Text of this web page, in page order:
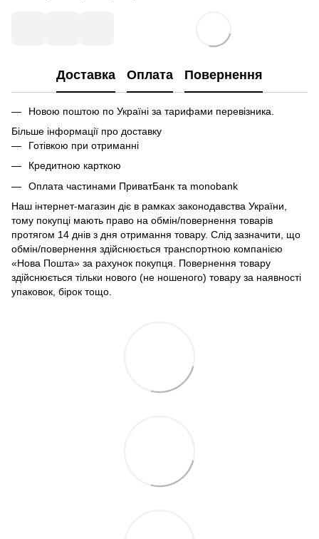
Доставка Оплата Повернення
Новою поштою по Україні за тарифами перевізника.
Більше інформації про доставку
Готівкою при отриманні
Кредитною карткою
Оплата частинами ПриватБанк та monobank
Наш інтернет-магазин діє в рамках законодавства України,
тому покупці мають право на обмін/повернення товарів
протягом 14 днів з дня отримання товару. Слід зазначити, що
обмін/повернення здійснюється транспортною компанією
«Нова Пошта» за рахунок покупця. Повернення товару
здійснюється тільки нового (не ношеного) товару за наявності
упаковок, бірок тощо.